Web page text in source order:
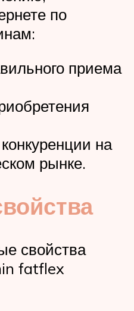
по
приема
на
рынке.
свойства
fatflex